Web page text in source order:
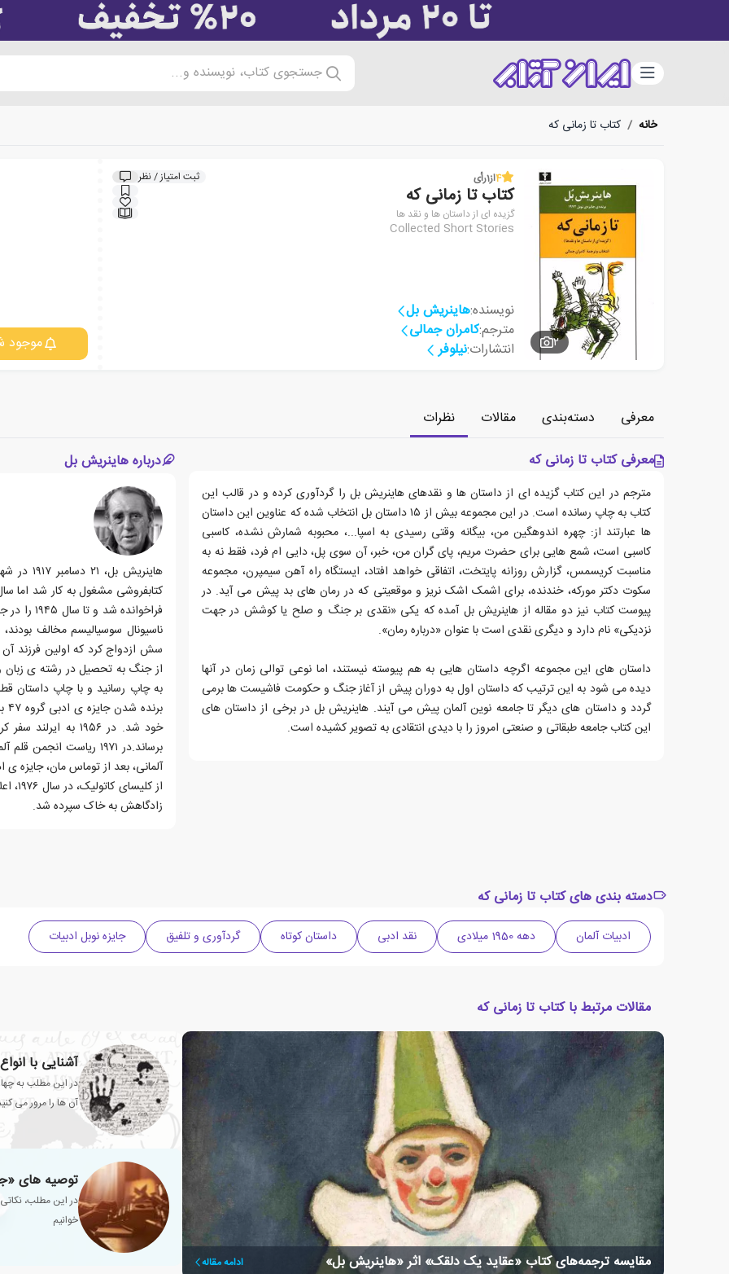
دسته‌بندی جستجوی کتاب، نویسنده و...
خانه / کتاب تا زمانی که
2
4از1رأی ثبت امتیاز / نظر
کتاب تا زمانی که
گزیده ای از داستان ها و نقد ها
Collected Short Stories
نویسنده:هاینریش بل
مترجم:کامران جمالی
انتشارات:نیلوفر موجود
معرفی دسته‌بندی مقالات
نظرات
معرفی کتاب تا زمانی که
مترجم در این کتاب گزیده ای از داستان ها و نقدهای هاینریش بل را گردآوری کرده و در قالب این
کتاب به چاپ رسانده است. در این مجموعه بیش از ١٥ داستان بل انتخاب شده که عناوین این داستان
ها عبارتند از: چهره اندوهگین من، بیگانه وقتی رسیدی به اسپا...، محبوبه شمارش نشده، کاسبی
کاسبی است، شمع هایی برای حضرت مریم، پای گران من، خبر، آن سوی پل، دایی ام فرد، فقط نه به
مناسبت کریسمس، گزارش روزانه پایتخت، اتفاقی خواهد افتاد، ایستگاه راه آهن سیمپرن، مجموعه
سکوت دکتر مورکه، خندنده، برای اشمک اشک نریز و موقعیتی که در رمان های بد پیش می آید. در
پیوست کتاب نیز دو مقاله از هاینریش بل آمده که یکی «نقدی بر جنگ و صلح یا کوشش در جهت
نزدیکی» نام دارد و دیگری نقدی است با عنوان «درباره رمان».
داستان های این مجموعه اگرچه داستان هایی به هم پیوسته نیستند، اما نوعی توالی زمان در آنها
دیده می شود به این ترتیب که داستان اول به دوران پیش از آغاز جنگ و حکومت فاشیست ها برمی
گردد و داستان های دیگر تا جامعه نوین آلمان پیش می آیند. هاینریش بل در برخی از داستان های
این کتاب جامعه طبقاتی و صنعتی امروز را با دیدی انتقادی به تصویر کشیده است.
درباره هاینریش بل
کتابفروشی مشغول به کار شد اما
خود شد. در ۱۹۵۶ به
آلمانی، بعد از توماس مان،
زادگاهش به خاک سپرده شد.
دسته بندی های کتاب تا زمانی که
ادبیات آلمان دهه 1950 میلادی نقد ادبی داستان کوتاه گردآوری و تلفیق جایزه نوبل ادبیات
مقالات مرتبط با کتاب تا زمانی که
مقایسه ترجمه‌های کتاب «عقاید یک دلقک» اثر «هاینریش بل» ادامه مقاله
آشنایی با
در این مطلب به
آن ها را مرور می
توصیه های
در این مطلب،
خوانیم